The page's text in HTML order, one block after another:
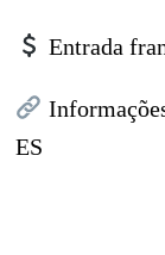
Entrada
ES